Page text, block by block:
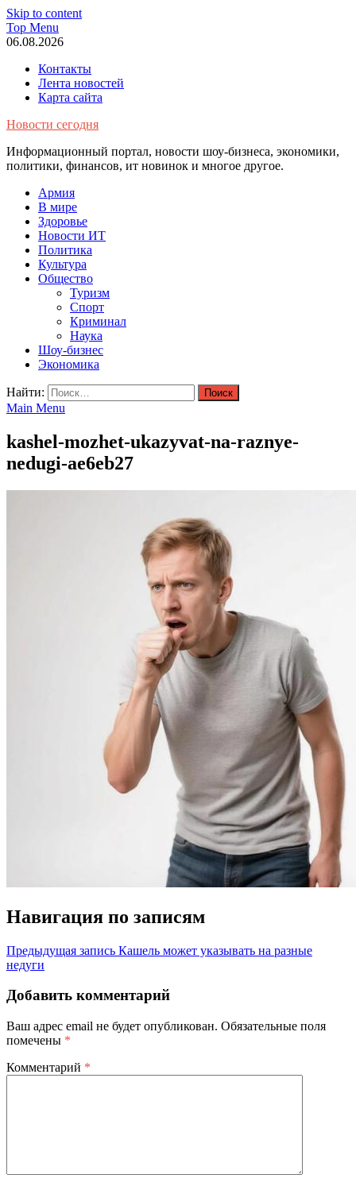
Skip to content
Top Menu
06.08.2026
Контакты
Лента новостей
Карта сайта
Новости сегодня
Информационный портал, новости шоу-бизнеса, экономики,
политики, финансов, ит новинок и многое другое.
Армия
В мире
Здоровье
Новости ИТ
Политика
Культура
Общество
Туризм
Спорт
Криминал
Наука
Шоу-бизнес
Экономика
Найти:
Main Menu
kashel-mozhet-ukazyvat-na-raznye-
nedugi-ae6eb27
Навигация по записям
Предыдущая запись Кашель может указывать на разные
недуги
Добавить комментарий
Ваш адрес email не будет опубликован. Обязательные поля
помечены *
Комментарий *